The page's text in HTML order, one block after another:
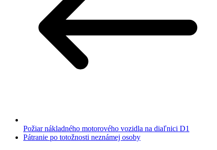
Požiar nákladného motorového vozidla na diaľnici D1
Pátranie po totožnosti neznámej osoby